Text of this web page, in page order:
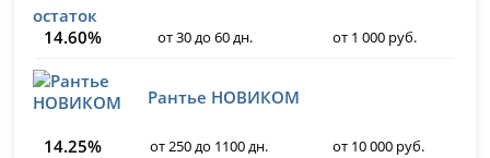
14.60% от 30 до 60 дн. от 1 000 руб.
Рантье НОВИКОМ
14.25% от 250 до 1100 дн. от 10 000 руб.